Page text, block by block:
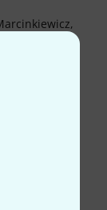
naši
firmy
dalšího.